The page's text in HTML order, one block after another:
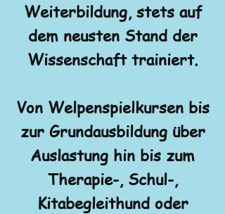
Weiterbildung, stets auf
dem neusten Stand der
Wissenschaft trainiert.
Von Welpenspielkursen bis
zur Grundausbildung über
Auslastung hin bis zum
Therapie-, Schul-,
Kitabegleithund oder